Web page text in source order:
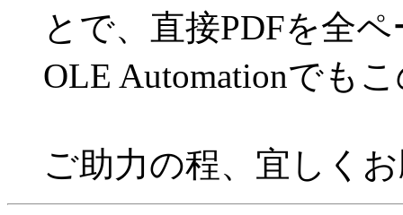
とで、直接PDFを全
OLE Automationでも
ご助力の程、宜しく